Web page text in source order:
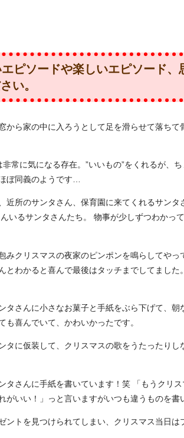
ピソードや楽しいエピソード、
い。
から家の中に入ろうとして足を滑らせて落ち
常に気になる存在。”いいもの”をくれるが、
ぼ同義のようです…
近所のサンタさん、保育園に来てくれるサンタ
いるサンタさんたち。 物事が少しずつわかっ
みクリスマスの夜家のピンポンを鳴らしてやっ
とわかると喜んで最後はタッチまでしてました
タさんに小さなお菓子と手紙をぶら下げて、朝
も喜んでいて、かわいかったです。
タに仮装して、クリスマスの歌をうたったりし
タさんに手紙を書いています！笑 「もうクリ
がいい！」っと言いますがいつも違うものを書
ントを見つけられてしまい、クリスマス当日は